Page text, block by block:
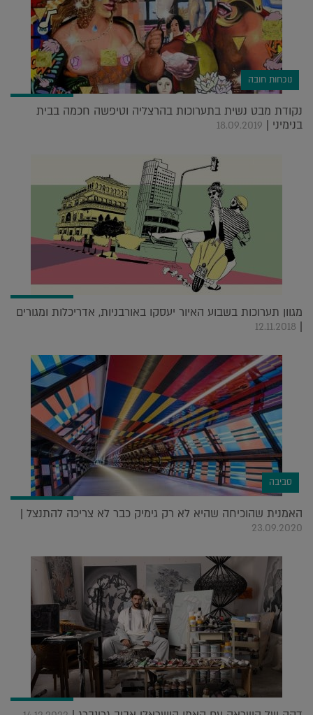
נוכחות חובה
נקודת מבט נשית בתערוכות בהרצליה וטיפשה חכמה בבית
בנימיני | 18.09.2019
מגוון תערוכות בשבוע האיור יעסקו באורבניות, אדריכלות ומגורים
|
12.11.2018
סביבה
האמנית שהוכיחה שהיא לא רק גימיק כבר לא צריכה להתנצל |
23.09.2020